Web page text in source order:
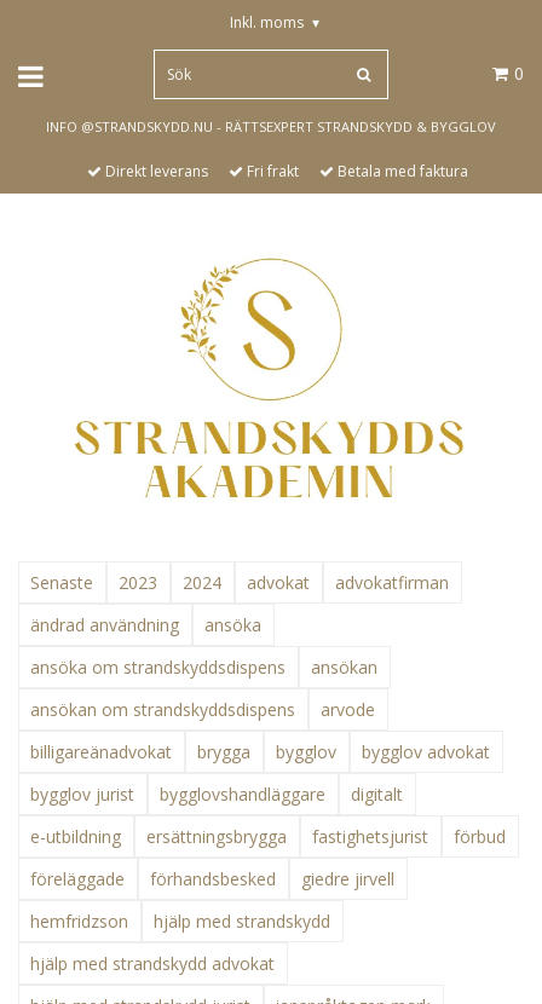
Inkl. moms ▾
0
INFO @STRANDSKYDD.NU - RÄTTSEXPERT STRANDSKYDD & BYGGLOV
Direkt leverans Fri frakt Betala med faktura
Senaste 2023 2024 advokat
advokatfirman
ändrad användning
ansöka
ansöka om strandskyddsdispens
ansökan
ansökan om strandskyddsdispens
arvode
billigareänadvokat
brygga bygglov
bygglov advokat
bygglov jurist
bygglovshandläggare
digitalt
e-utbildning
ersättningsbrygga fastighetsjurist
förbud
föreläggade
förhandsbesked
giedre jirvell
hemfridzson
hjälp med strandskydd
hjälp med strandskydd advokat